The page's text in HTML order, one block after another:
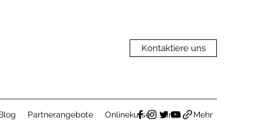
Kontaktiere uns
Partnerangebote Onlinekurse Links Mehr